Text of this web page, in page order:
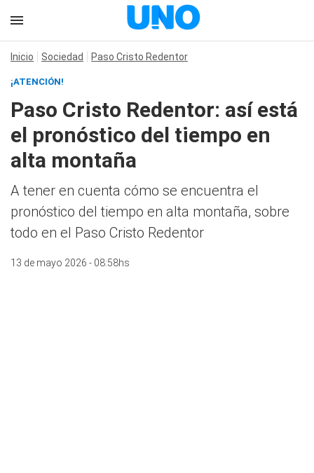
Inicio Sociedad Paso Cristo Redentor
¡ATENCIÓN!
Paso Cristo Redentor: así está
el pronóstico del tiempo en
alta montaña
A tener en cuenta cómo se encuentra el
pronóstico del tiempo en alta montaña, sobre
todo en el Paso Cristo Redentor
13 de mayo 2026 - 08:58hs